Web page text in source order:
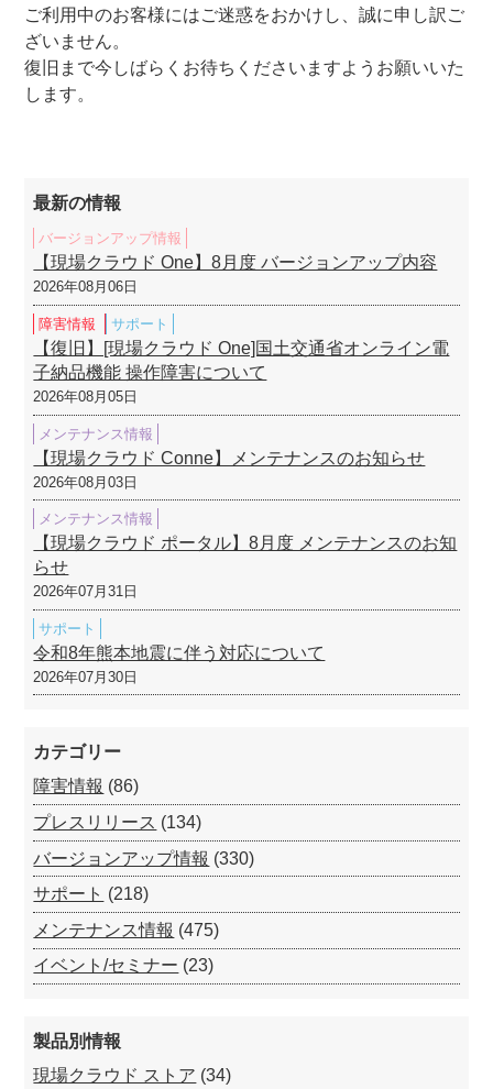
ご利用中のお客様にはご迷惑をおかけし、誠に申し訳ご
ざいません。
復旧まで今しばらくお待ちくださいますようお願いいた
します。
最新の情報
バージョンアップ情報
【現場クラウド One】8月度 バージョンアップ内容
2026年08月06日
障害情報 サポート
【復旧】[現場クラウド One]国土交通省オンライン電
子納品機能 操作障害について
2026年08月05日
メンテナンス情報
【現場クラウド Conne】メンテナンスのお知らせ
2026年08月03日
メンテナンス情報
【現場クラウド ポータル】8月度 メンテナンスのお知
らせ
2026年07月31日
サポート
令和8年熊本地震に伴う対応について
2026年07月30日
カテゴリー
障害情報 (86)
プレスリリース (134)
バージョンアップ情報 (330)
サポート (218)
メンテナンス情報 (475)
イベント/セミナー (23)
製品別情報
現場クラウド ストア (34)